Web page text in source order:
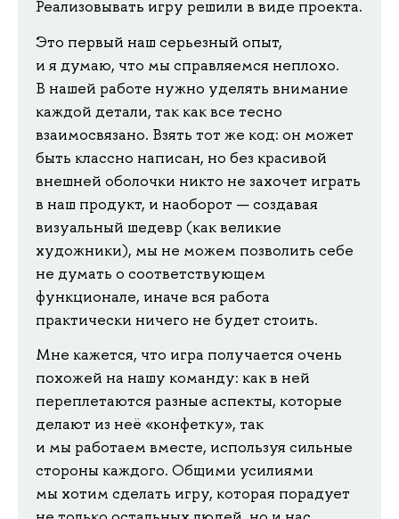
Реализовывать игру решили в виде проекта.
Это первый наш серьезный опыт,
и я думаю, что мы справляемся неплохо.
В нашей работе нужно уделять внимание
каждой детали, так как все тесно
взаимосвязано. Взять тот же код: он может
быть классно написан, но без красивой
внешней оболочки никто не захочет играть
в наш продукт, и наоборот — создавая
визуальный шедевр (как великие
художники), мы не можем позволить себе
не думать о соответствующем
функционале, иначе вся работа
практически ничего не будет стоить.
Мне кажется, что игра получается очень
похожей на нашу команду: как в ней
переплетаются разные аспекты, которые
делают из неё «конфетку», так
и мы работаем вместе, используя сильные
стороны каждого. Общими усилиями
мы хотим сделать игру, которая порадует